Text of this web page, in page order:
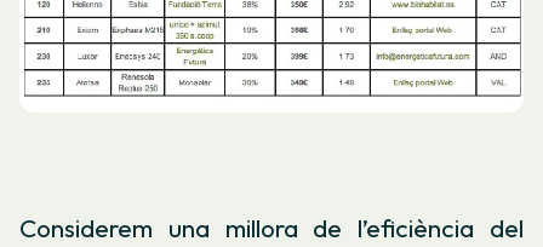
Considerem una millora de l’eficiència del